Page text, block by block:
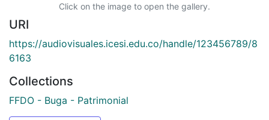
Click on the image to open the gallery.
URI
https://audiovisuales.icesi.edu.co/handle/123456789/8
6163
Collections
FFDO - Buga - Patrimonial